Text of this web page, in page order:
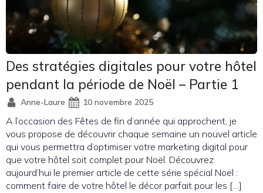
Des stratégies digitales pour votre hôtel
pendant la période de Noël – Partie 1
Anne-Laure 10 novembre 2025
A l’occasion des Fêtes de fin d’année qui approchent, je
vous propose de découvrir chaque semaine un nouvel article
qui vous permettra d’optimiser votre marketing digital pour
que votre hôtel soit complet pour Noël. Découvrez
aujourd’hui le premier article de cette série spécial Noël :
comment faire de votre hôtel le décor parfait pour les […]